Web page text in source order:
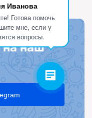
Иванова
Готова помочь
мне, если у
вопросы.
на наш